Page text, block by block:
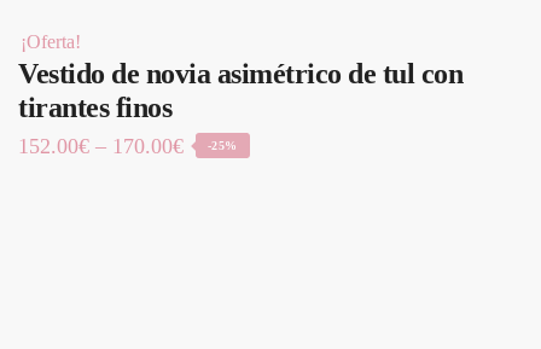
¡Oferta!
Vestido de novia asimétrico de tul con
tirantes finos
152.00€ – 170.00€ -25%